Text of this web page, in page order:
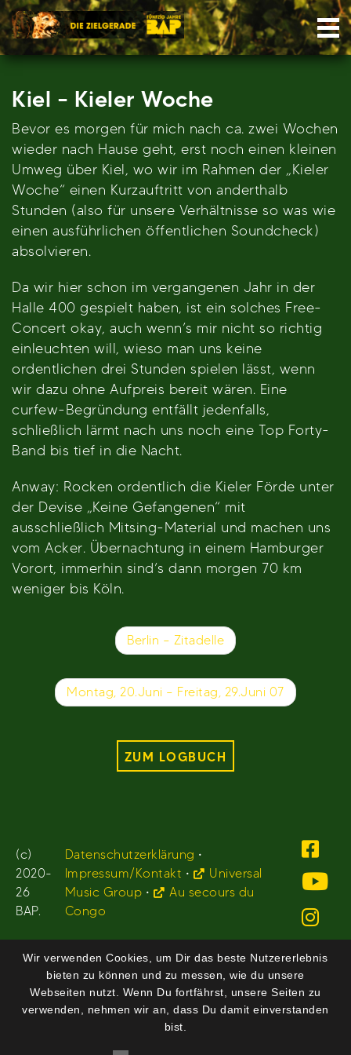
Skip
to
content
Kiel – Kieler Woche
Bevor es morgen für mich nach ca. zwei Wochen
wieder nach Hause geht, erst noch einen kleinen
Umweg über Kiel, wo wir im Rahmen der „Kieler
Woche“ einen Kurzauftritt von anderthalb
Stunden (also für unsere Verhältnisse so was wie
einen ausführlichen öffentlichen Soundcheck)
absolvieren.
Da wir hier schon im vergangenen Jahr in der
Halle 400 gespielt haben, ist ein solches Free-
Concert okay, auch wenn’s mir nicht so richtig
einleuchten will, wieso man uns keine
ordentlichen drei Stunden spielen lässt, wenn
wir dazu ohne Aufpreis bereit wären. Eine
curfew-Begründung entfällt jedenfalls,
schließlich lärmt nach uns noch eine Top Forty-
Band bis tief in die Nacht.
Anway: Rocken ordentlich die Kieler Förde unter
der Devise „Keine Gefangenen“ mit
ausschließlich Mitsing-Material und machen uns
vom Acker. Übernachtung in einem Hamburger
Vorort, immerhin sind’s dann morgen 70 km
weniger bis Köln.
Beitragsnavigation
Berlin – Zitadelle
Montag, 20.Juni – Freitag, 29.Juni 07
ZUM LOGBUCH
(c)
2020-
26
BAP.
Datenschutzerklärung •
Impressum/Kontakt •
Universal
Music Group •
Au secours du
Congo
Wir verwenden Cookies, um Dir das beste Nutzererlebnis
bieten zu können und zu messen, wie du unsere
Webseiten nutzt. Wenn Du fortfährst, unsere Seiten zu
verwenden, nehmen wir an, dass Du damit einverstanden
bist.